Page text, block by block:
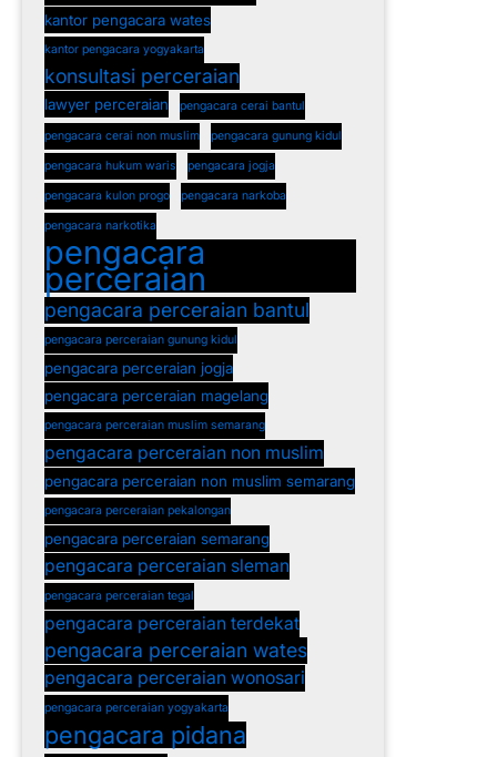
kantor pengacara wates
kantor pengacara yogyakarta
konsultasi perceraian
lawyer perceraian pengacara cerai bantul
pengacara cerai non muslim pengacara gunung kidul
pengacara hukum waris pengacara jogja
pengacara kulon progo pengacara narkoba
pengacara narkotika
pengacara
perceraian
pengacara perceraian bantul
pengacara perceraian gunung kidul
pengacara perceraian jogja
pengacara perceraian magelang
pengacara perceraian muslim semarang
pengacara perceraian non muslim
pengacara perceraian non muslim semarang
pengacara perceraian pekalongan
pengacara perceraian semarang
pengacara perceraian sleman
pengacara perceraian tegal
pengacara perceraian terdekat
pengacara perceraian wates
pengacara perceraian wonosari
pengacara perceraian yogyakarta
pengacara pidana